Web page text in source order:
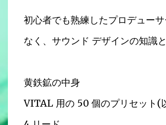
初心者でも熟練したプロデュー
なく、サウンド デザインの知識
黄鉄鉱の中身
VITAL 用の 50 個のプリセット(